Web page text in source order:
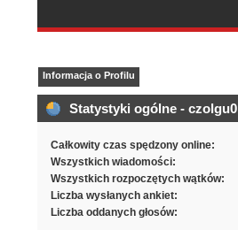
Informacja o Profilu
Statystyki ogólne - czolgu0
Całkowity czas spędzony online:
Wszystkich wiadomości:
Wszystkich rozpoczętych wątków:
Liczba wysłanych ankiet:
Liczba oddanych głosów: